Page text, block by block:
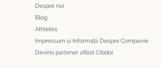
Despre noi
Blog
Athletes
Impressum și Informații Despre Companie
Devino partener afiliat Cibdol